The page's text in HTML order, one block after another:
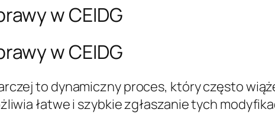
w CEIDG
w CEIDG
to dynamiczny proces, który często
łatwe i szybkie zgłaszanie tych